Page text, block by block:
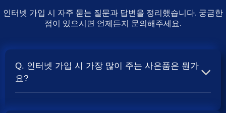
인터넷 가입 시 자주 묻는 질문과 답변을 정리했습니다. 궁금한
점이 있으시면 언제든지 문의해주세요.
Q. 인터넷 가입 시 가장 많이 주는 사은품은 뭔가
요?